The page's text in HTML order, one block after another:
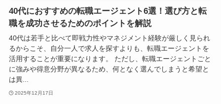
40代におすすめの転職エージェント6選！選び方と転
職を成功させるためのポイントを解説
40代は若手と比べて即戦力性やマネジメント経験が厳しく見られ
るからこそ、自分一人で求人を探すよりも、転職エージェントを
活用することが重要になります。 ただし、転職エージェントごと
に強みや得意分野が異なるため、何となく選んでしまうと希望と
は異...
2025年12月17日